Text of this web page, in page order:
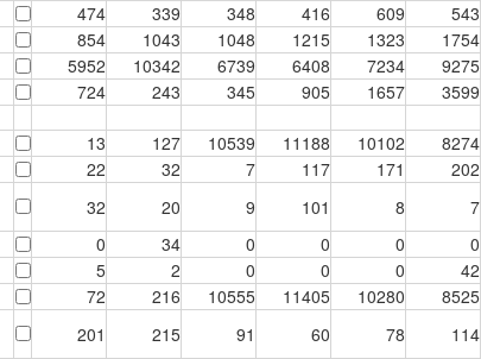
474 339 348 416 609 543
854 1043 1048 1215 1323 1754
5952 10342 6739 6408 7234 9275
724 243 345 905 1657 3599
13 127 10539 11188 10102 8274
22 32 7 117 171 202
32 20 9 101 8 7
0 34 0 0 0 0
5 2 0 0 0 42
72 216 10555 11405 10280 8525
201 215 91 60 78 114